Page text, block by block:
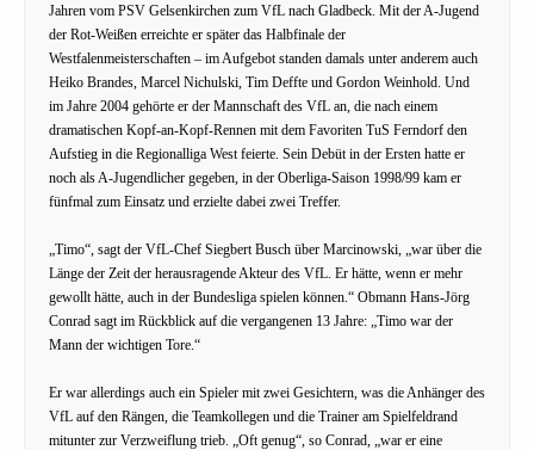
Jahren vom PSV Gelsenkirchen zum VfL nach Gladbeck. Mit der A-Jugend
der Rot-Weißen erreichte er später das Halbfinale der
Westfalenmeisterschaften – im Aufgebot standen damals unter anderem auch
Heiko Brandes, Marcel Nichulski, Tim Deffte und Gordon Weinhold. Und
im Jahre 2004 gehörte er der Mannschaft des VfL an, die nach einem
dramatischen Kopf-an-Kopf-Rennen mit dem Favoriten TuS Ferndorf den
Aufstieg in die Regionalliga West feierte. Sein Debüt in der Ersten hatte er
noch als A-Jugendlicher gegeben, in der Oberliga-Saison 1998/99 kam er
fünfmal zum Einsatz und erzielte dabei zwei Treffer.
„Timo“, sagt der VfL-Chef Siegbert Busch über Marcinowski, „war über die
Länge der Zeit der herausragende Akteur des VfL. Er hätte, wenn er mehr
gewollt hätte, auch in der Bundesliga spielen können.“ Obmann Hans-Jörg
Conrad sagt im Rückblick auf die vergangenen 13 Jahre: „Timo war der
Mann der wichtigen Tore.“
Er war allerdings auch ein Spieler mit zwei Gesichtern, was die Anhänger des
VfL auf den Rängen, die Teamkollegen und die Trainer am Spielfeldrand
mitunter zur Verzweiflung trieb. „Oft genug“, so Conrad, „war er eine